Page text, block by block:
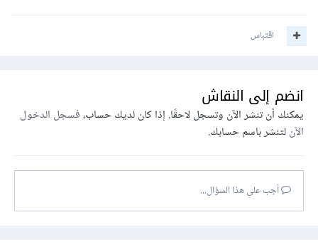
اقتباس
انضم إلى النقاش
يمكنك أن تنشر الآن وتسجل لاحقًا. إذا كان لديك حساب،فسجل الدخول
الآنلتنشر باسم حسابك.
أجب على هذا السؤال...